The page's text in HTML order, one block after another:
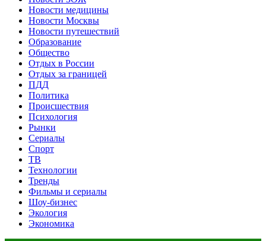
Новости медицины
Новости Москвы
Новости путешествий
Образование
Общество
Отдых в России
Отдых за границей
ПДД
Политика
Происшествия
Психология
Рынки
Сериалы
Спорт
ТВ
Технологии
Тренды
Фильмы и сериалы
Шоу-бизнес
Экология
Экономика